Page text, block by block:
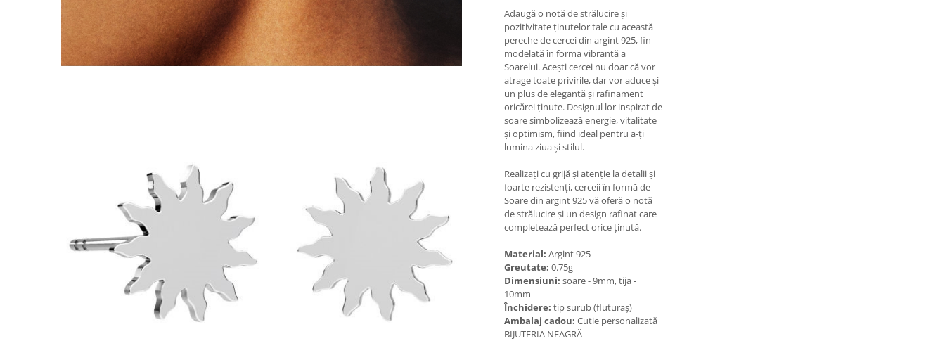
Lănțișoare cu Semilună
Lănțișoare cu Zodii
Lănțișoare cu Animale
Lănțișoare cu Molecule
Coliere cu Soare
Adaugă o notă de strălucire și
pozitivitate ținutelor tale cu această
pereche de cercei din argint 925, fin
modelată în forma vibrantă a
Soarelui. Acești cercei nu doar că vor
atrage toate privirile, dar vor aduce și
un plus de eleganță și rafinament
oricărei ținute. Designul lor inspirat de
soare simbolizează energie, vitalitate
și optimism, fiind ideal pentru a-ți
lumina ziua și stilul.
Realizați cu grijă și atenție la detalii și
foarte rezistenți, cerceii în formă de
Soare din argint 925 vă oferă o notă
de strălucire și un design rafinat care
completează perfect orice ținută.
Material: Argint 925
Greutate: 0.75g
Dimensiuni: soare - 9mm, tija -
10mm
Închidere: tip surub (fluturaș)
Ambalaj cadou: Cutie personalizată
BIJUTERIA NEAGRĂ